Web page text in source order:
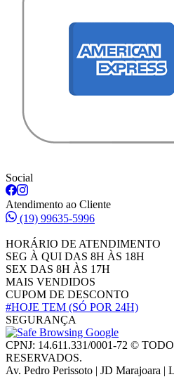
Social
Atendimento ao Cliente
(19) 99635-5996
HORÁRIO DE ATENDIMENTO
SEG À QUI DAS 8H ÀS 18H
SEX DAS 8H ÀS 17H
MAIS VENDIDOS
CUPOM DE DESCONTO
#HOJE TEM (SÓ POR 24H)
SEGURANÇA
CPNJ: 14.611.331/0001-72 ©
RESERVADOS.
Av. Pedro Perissoto | JD Marajoara |